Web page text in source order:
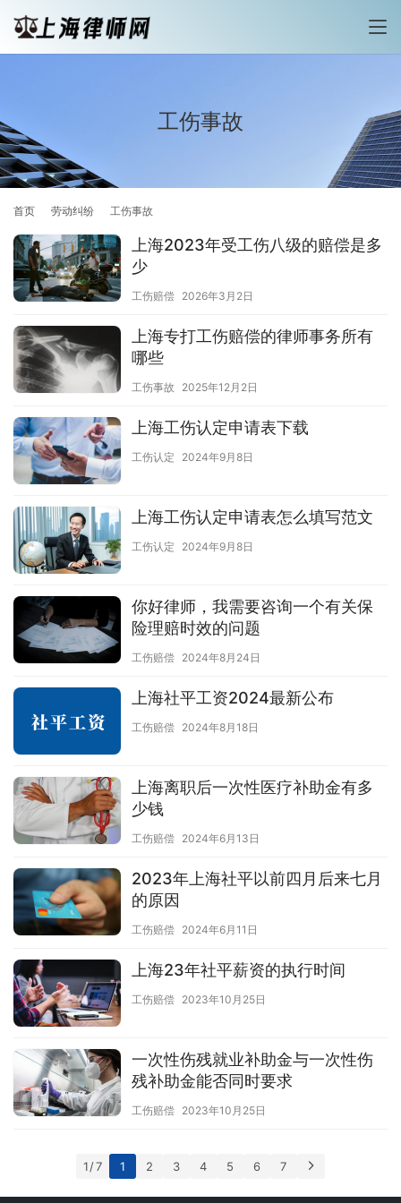
工伤事故
首页 劳动纠纷 工伤事故
上海2023年受工伤八级的赔偿是多
少
工伤赔偿 2026年3月2日
上海专打工伤赔偿的律师事务所有
哪些
工伤事故 2025年12月2日
上海工伤认定申请表下载
工伤认定 2024年9月8日
上海工伤认定申请表怎么填写范文
工伤认定 2024年9月8日
你好律师，我需要咨询一个有关保
险理赔时效的问题
工伤赔偿 2024年8月24日
上海社平工资2024最新公布
工伤赔偿 2024年8月18日
上海离职后一次性医疗补助金有多
少钱
工伤赔偿 2024年6月13日
2023年上海社平以前四月后来七月
的原因
工伤赔偿 2024年6月11日
上海23年社平薪资的执行时间
工伤赔偿 2023年10月25日
一次性伤残就业补助金与一次性伤
残补助金能否同时要求
工伤赔偿 2023年10月25日
1 / 7 1 2 3 4 5 6 7